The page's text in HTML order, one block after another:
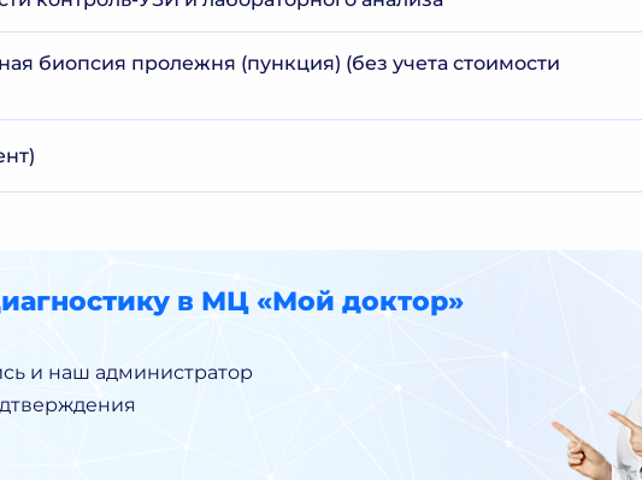
биопсия пролежня (пункция) (без учета стоимости
в МЦ «Мой доктор»
и наш администратор